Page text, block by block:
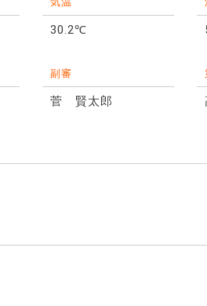
30.2℃
副審
菅 賢太郎